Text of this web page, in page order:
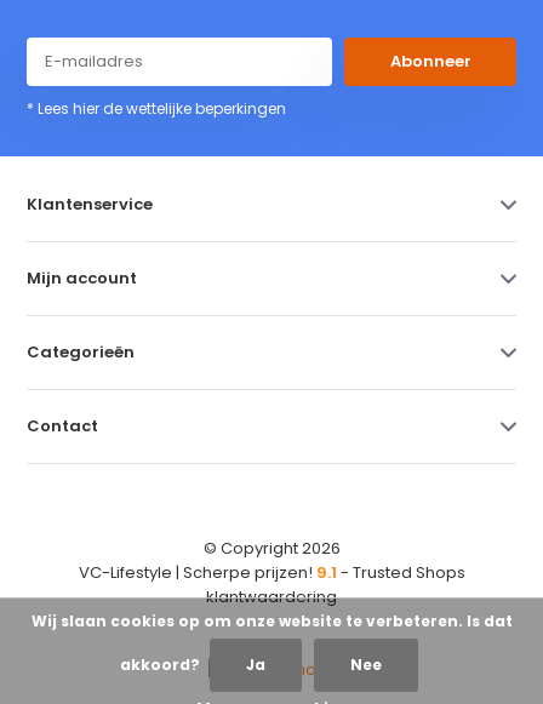
Abonneer
* Lees hier de wettelijke beperkingen
Klantenservice
Mijn account
Categorieën
Contact
© Copyright 2026
VC-Lifestyle | Scherpe prijzen! 9.1 - Trusted Shops
klantwaardering
Wij slaan cookies op om onze website te verbeteren. Is dat
akkoord? Ja Nee